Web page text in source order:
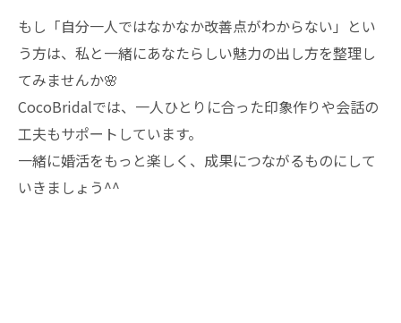
もし「自分一人ではなかなか改善点がわからない」とい
う方は、私と一緒にあなたらしい魅力の出し方を整理し
てみませんか🌸
CocoBridalでは、一人ひとりに合った印象作りや会話の
工夫もサポートしています。
一緒に婚活をもっと楽しく、成果につながるものにして
いきましょう^^